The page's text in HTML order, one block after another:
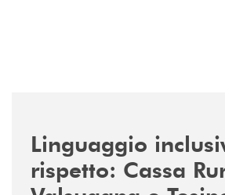
Linguaggio
rispetto: Cassa